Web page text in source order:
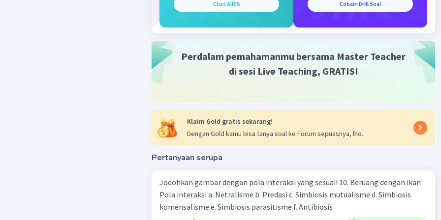
Beri Rating·0.0 Balas
Chat AiRIS Cobain Drill Soal
Perdalam pemahamanmu bersama Master Teacher
di sesi Live Teaching, GRATIS!
Klaim Gold gratis sekarang!
Dengan Gold kamu bisa tanya soal ke Forum sepuasnya, lho.
Pertanyaan serupa
Jodohkan gambar dengan pola interaksi yang sesuai! 10. Beruang dengan ikan
Pola interaksi a. Netralisme b. Predasi c. Simbiosis mutualisme d. Simbiosis
komensalisme e. Simbiosis parasitisme f. Antibiosis